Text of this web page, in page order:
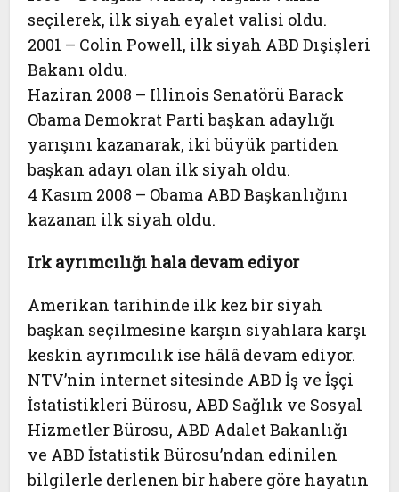
seçilerek, ilk siyah eyalet valisi oldu.
2001 – Colin Powell, ilk siyah ABD Dışişleri
Bakanı oldu.
Haziran 2008 – Illinois Senatörü Barack
Obama Demokrat Parti başkan adaylığı
yarışını kazanarak, iki büyük partiden
başkan adayı olan ilk siyah oldu.
4 Kasım 2008 – Obama ABD Başkanlığını
kazanan ilk siyah oldu.
Irk ayrımcılığı hala devam ediyor
Amerikan tarihinde ilk kez bir siyah
başkan seçilmesine karşın siyahlara karşı
keskin ayrımcılık ise hâlâ devam ediyor.
NTV’nin internet sitesinde ABD İş ve İşçi
İstatistikleri Bürosu, ABD Sağlık ve Sosyal
Hizmetler Bürosu, ABD Adalet Bakanlığı
ve ABD İstatistik Bürosu’ndan edinilen
bilgilerle derlenen bir habere göre hayatın